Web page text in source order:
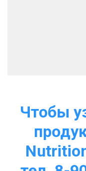
Чтобы